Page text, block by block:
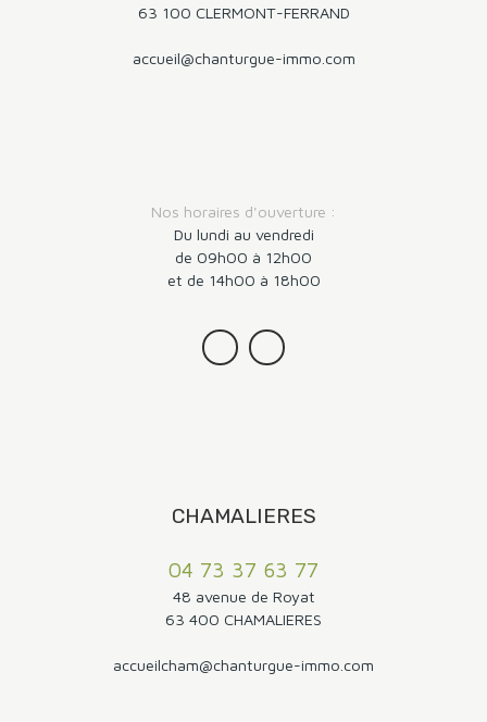
63 100 CLERMONT-FERRAND
accueil@chanturgue-immo.com
Nos horaires d'ouverture :
Du lundi au vendredi
de 09h00 à 12h00
et de 14h00 à 18h00
CHAMALIERES
04 73 37 63 77
48 avenue de Royat
63 400 CHAMALIERES
accueilcham@chanturgue-immo.com